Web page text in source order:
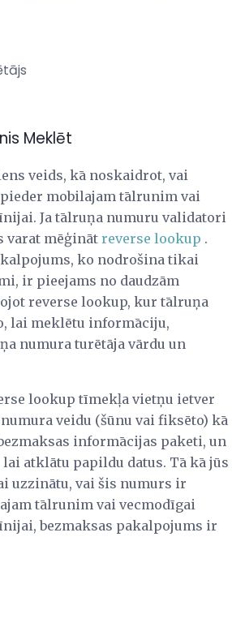
Meklēt
veids, kā noskaidrot, vai
mobilajam tālrunim vai
Ja tālruņa numuru validatori
varat mēģināt reverse lookup .
ko nodrošina tikai
ir pieejams no daudzām
reverse lookup, kur tālruņa
lai meklētu informāciju,
numura turētāja vārdu un
lookup tīmekļa vietņu ietver
veidu (šūnu vai fiksēto) kā
informācijas paketi, un
lai atklātu papildu datus. Tā kā jūs
uzzinātu, vai šis numurs ir
tālrunim vai vecmodīgai
bezmaksas pakalpojums ir